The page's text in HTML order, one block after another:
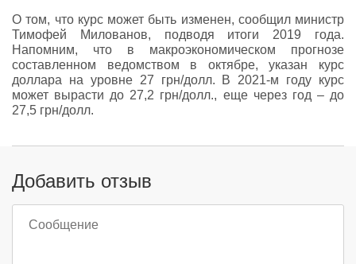
О том, что курс может быть изменен, сообщил министр
Тимофей Милованов, подводя итоги 2019 года.
Напомним, что в макроэкономическом прогнозе
составленном ведомством в октябре, указан курс
доллара на уровне 27 грн/долл. В 2021-м году курс
может вырасти до 27,2 грн/долл., еще через год – до
27,5 грн/долл.
Добавить отзыв